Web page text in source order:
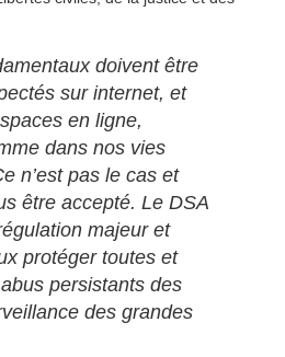
doivent être
sur internet, et
en ligne,
dans nos vies
n’est pas le cas et
être accepté. Le DSA
majeur et
protéger toutes et
persistants des
des grandes